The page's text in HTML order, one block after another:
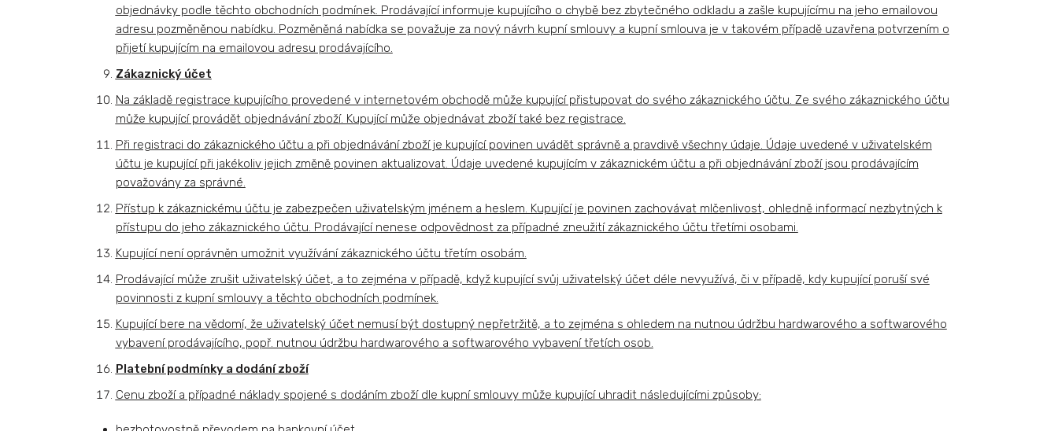
objednávky podle těchto obchodních podmínek. Prodávající informuje kupujícího o chybě bez zbytečného odkladu a zašle kupujícímu na jeho emailovou
adresu pozměněnou nabídku. Pozměněná nabídka se považuje za nový návrh kupní smlouvy a kupní smlouva je v takovém případě uzavřena potvrzením o
přijetí kupujícím na emailovou adresu prodávajícího.
Zákaznický účet
Na základě registrace kupujícího provedené v internetovém obchodě může kupující přistupovat do svého zákaznického účtu. Ze svého zákaznického účtu
může kupující provádět objednávání zboží. Kupující může objednávat zboží také bez registrace.
Při registraci do zákaznického účtu a při objednávání zboží je kupující povinen uvádět správně a pravdivě všechny údaje. Údaje uvedené v uživatelském
účtu je kupující při jakékoliv jejich změně povinen aktualizovat. Údaje uvedené kupujícím v zákaznickém účtu a při objednávání zboží jsou prodávajícím
považovány za správné.
Přístup k zákaznickému účtu je zabezpečen uživatelským jménem a heslem. Kupující je povinen zachovávat mlčenlivost, ohledně informací nezbytných k
přístupu do jeho zákaznického účtu. Prodávající nenese odpovědnost za případné zneužití zákaznického účtu třetími osobami.
Kupující není oprávněn umožnit využívání zákaznického účtu třetím osobám.
Prodávající může zrušit uživatelský účet, a to zejména v případě, když kupující svůj uživatelský účet déle nevyužívá, či v případě, kdy kupující poruší své
povinnosti z kupní smlouvy a těchto obchodních podmínek.
Kupující bere na vědomí, že uživatelský účet nemusí být dostupný nepřetržitě, a to zejména s ohledem na nutnou údržbu hardwarového a softwarového
vybavení prodávajícího, popř. nutnou údržbu hardwarového a softwarového vybavení třetích osob.
Platební podmínky a dodání zboží
Cenu zboží a případné náklady spojené s dodáním zboží dle kupní smlouvy může kupující uhradit následujícími způsoby: